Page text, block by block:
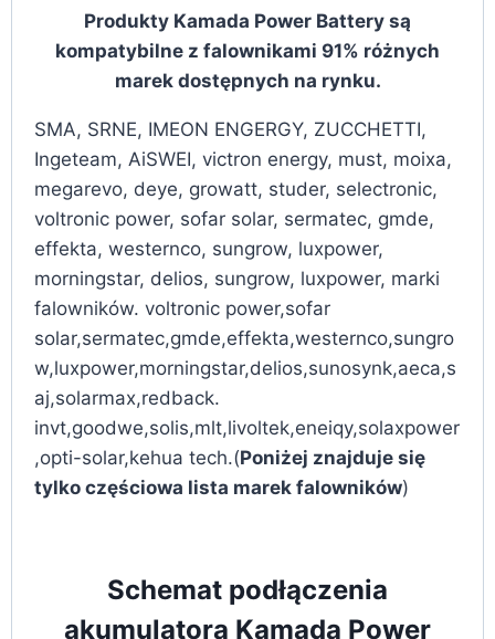
Produkty Kamada Power Battery są
kompatybilne z falownikami 91% różnych
marek dostępnych na rynku.
SMA, SRNE, IMEON ENGERGY, ZUCCHETTI,
Ingeteam, AiSWEI, victron energy, must, moixa,
megarevo, deye, growatt, studer, selectronic,
voltronic power, sofar solar, sermatec, gmde,
effekta, westernco, sungrow, luxpower,
morningstar, delios, sungrow, luxpower, marki
falowników. voltronic power,sofar
solar,sermatec,gmde,effekta,westernco,sungro
w,luxpower,morningstar,delios,sunosynk,aeca,s
aj,solarmax,redback.
invt,goodwe,solis,mlt,livoltek,eneiqy,solaxpower
,opti-solar,kehua tech.(Poniżej znajduje się
tylko częściowa lista marek falowników)
Schemat podłączenia
akumulatora Kamada Power